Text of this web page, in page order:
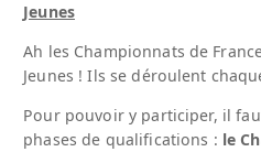
Jeunes
Ah les Championnats de
Jeunes ! Ils se déroulent
Pour pouvoir y participer, il
phases de qualifications : le